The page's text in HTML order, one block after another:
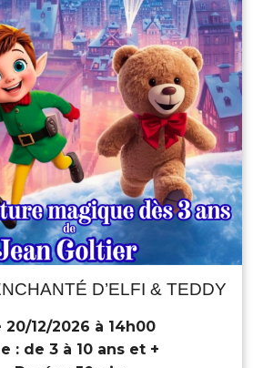
D’ELFI & TEDDY
20/12/2026 à 14h00
: de 3 à 10 ans et +